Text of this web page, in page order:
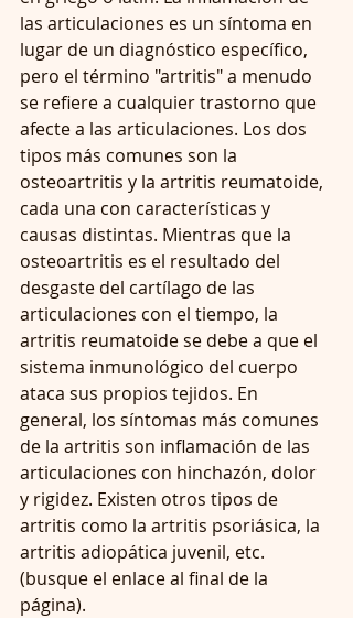
las articulaciones es un síntoma en
lugar de un diagnóstico específico,
pero el término "artritis" a menudo
se refiere a cualquier trastorno que
afecte a las articulaciones. Los dos
tipos más comunes son la
osteoartritis y la artritis reumatoide,
cada una con características y
causas distintas. Mientras que la
osteoartritis es el resultado del
desgaste del cartílago de las
articulaciones con el tiempo, la
artritis reumatoide se debe a que el
sistema inmunológico del cuerpo
ataca sus propios tejidos. En
general, los síntomas más comunes
de la artritis son inflamación de las
articulaciones con hinchazón, dolor
y rigidez. Existen otros tipos de
artritis como la artritis psoriásica, la
artritis adiopática juvenil, etc.
(busque el enlace al final de la
página).